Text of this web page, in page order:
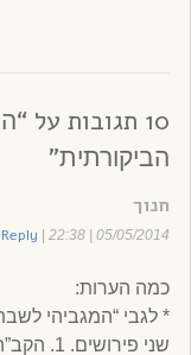
10 תגובות על “
הביקורתית”
חנוך
05/05/2014 | 22:38
Reply
כמה הערות:
* לגבי “המגביהי
שני